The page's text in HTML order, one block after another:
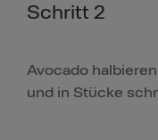
Schritt 2
Avocado
und in Stücke